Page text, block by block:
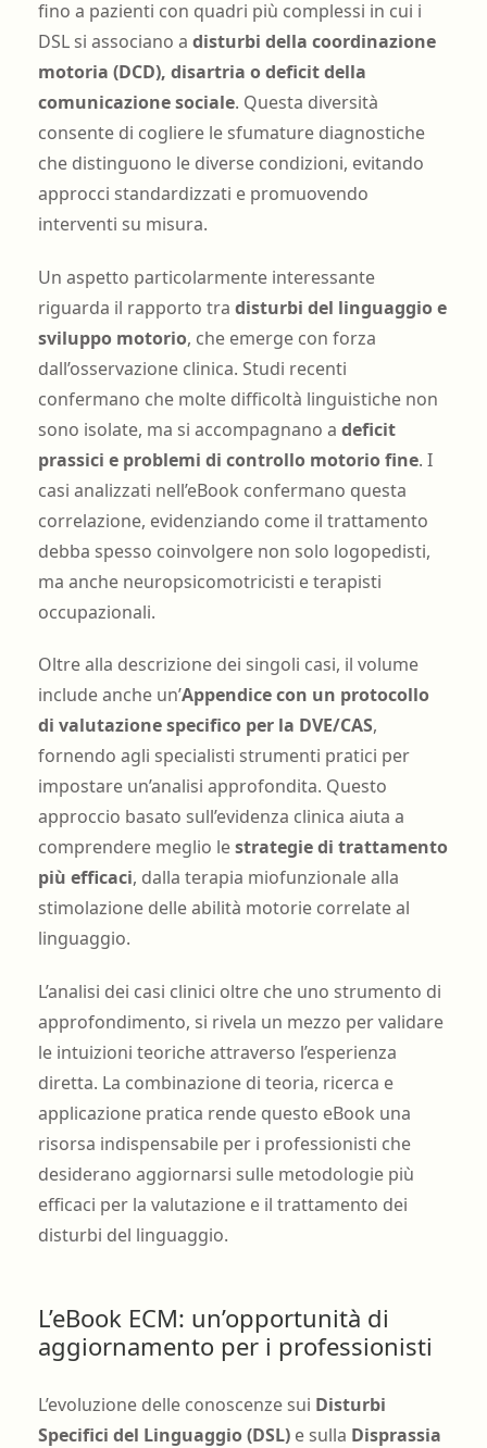
fino a pazienti con quadri più complessi in cui i
DSL si associano a disturbi della coordinazione
motoria (DCD), disartria o deficit della
comunicazione sociale. Questa diversità
consente di cogliere le sfumature diagnostiche
che distinguono le diverse condizioni, evitando
approcci standardizzati e promuovendo
interventi su misura.
Un aspetto particolarmente interessante
riguarda il rapporto tra disturbi del linguaggio e
sviluppo motorio, che emerge con forza
dall’osservazione clinica. Studi recenti
confermano che molte difficoltà linguistiche non
sono isolate, ma si accompagnano a deficit
prassici e problemi di controllo motorio fine. I
casi analizzati nell’eBook confermano questa
correlazione, evidenziando come il trattamento
debba spesso coinvolgere non solo logopedisti,
ma anche neuropsicomotricisti e terapisti
occupazionali.
Oltre alla descrizione dei singoli casi, il volume
include anche un’Appendice con un protocollo
di valutazione specifico per la DVE/CAS,
fornendo agli specialisti strumenti pratici per
impostare un’analisi approfondita. Questo
approccio basato sull’evidenza clinica aiuta a
comprendere meglio lestrategie di trattamento
più efficaci, dalla terapia miofunzionale alla
stimolazione delle abilità motorie correlate al
linguaggio.
L’analisi dei casi clinici oltre che uno strumento di
approfondimento, si rivela un mezzo per validare
le intuizioni teoriche attraverso l’esperienza
diretta. La combinazione di teoria, ricerca e
applicazione pratica rende questo eBook una
risorsa indispensabile per i professionisti che
desiderano aggiornarsi sulle metodologie più
efficaci per la valutazione e il trattamento dei
disturbi del linguaggio.
L’eBook ECM: un’opportunità di
aggiornamento per i professionisti
L’evoluzione delle conoscenze sui Disturbi
Specifici del Linguaggio (DSL)e sulla Disprassia